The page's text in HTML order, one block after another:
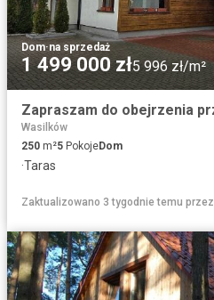
Dom·na sprzedaż
1 499 000 zł5 996 zł/m²
Wasilków
250 m²5 PokojeDom
·Taras
Zaktualizowano 3 tygodnie temu przez